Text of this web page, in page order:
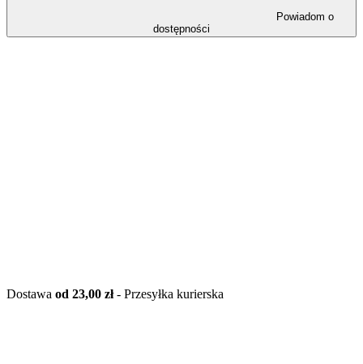
dostępności
Dostawa od 23,00 zł- Przesyłka kurierska